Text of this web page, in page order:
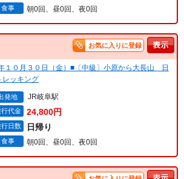
食事 朝0回、昼0回、夜0回
お気に入りに登録
１０月３０日（金）■〔中級〕小原から大長山 日
ッキング
発地 JR岐阜駅
行代金 24,800円
行日数 日帰り
食事 朝0回、昼0回、夜0回